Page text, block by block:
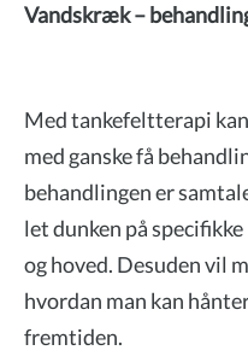
Vandskræk –
Med tankefeltterapi
med ganske få
behandlingen er
let dunken på
og hoved. Desuden vil
hvordan man kan
fremtiden.